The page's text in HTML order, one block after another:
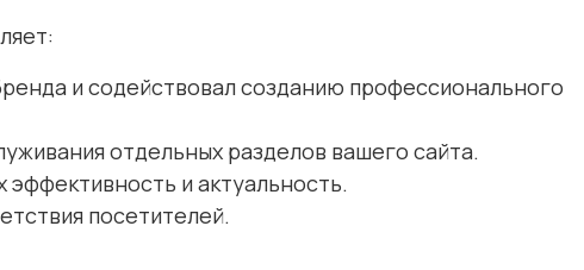
и содействовал созданию профессионального
отдельных разделов вашего сайта.
и актуальность.
посетителей.